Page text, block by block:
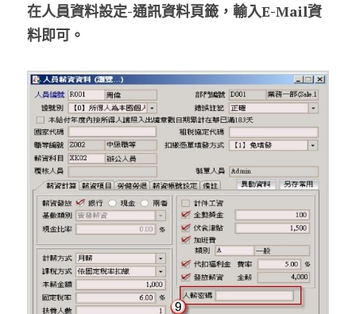
在人員資料設定-通訊資料頁籤，輸入E-Mail資
料即可。